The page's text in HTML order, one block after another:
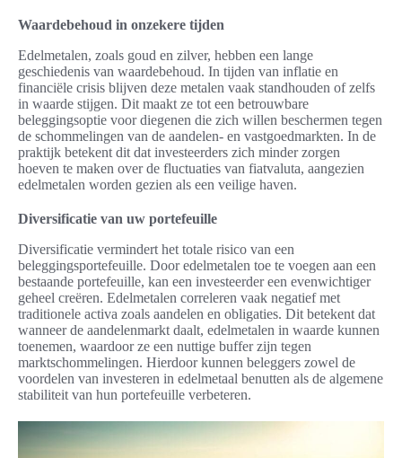
Waardebehoud in onzekere tijden
Edelmetalen, zoals goud en zilver, hebben een lange
geschiedenis van waardebehoud. In tijden van inflatie en
financiële crisis blijven deze metalen vaak standhouden of zelfs
in waarde stijgen. Dit maakt ze tot een betrouwbare
beleggingsoptie voor diegenen die zich willen beschermen tegen
de schommelingen van de aandelen- en vastgoedmarkten. In de
praktijk betekent dit dat investeerders zich minder zorgen
hoeven te maken over de fluctuaties van fiatvaluta, aangezien
edelmetalen worden gezien als een veilige haven.
Diversificatie van uw portefeuille
Diversificatie vermindert het totale risico van een
beleggingsportefeuille. Door edelmetalen toe te voegen aan een
bestaande portefeuille, kan een investeerder een evenwichtiger
geheel creëren. Edelmetalen correleren vaak negatief met
traditionele activa zoals aandelen en obligaties. Dit betekent dat
wanneer de aandelenmarkt daalt, edelmetalen in waarde kunnen
toenemen, waardoor ze een nuttige buffer zijn tegen
marktschommelingen. Hierdoor kunnen beleggers zowel de
voordelen van investeren in edelmetaal benutten als de algemene
stabiliteit van hun portefeuille verbeteren.